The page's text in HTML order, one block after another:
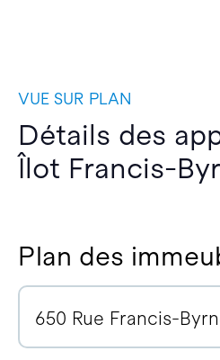
VUE SUR PLAN
Détails des
Îlot Francis-
Plan des
650 Rue Francis-